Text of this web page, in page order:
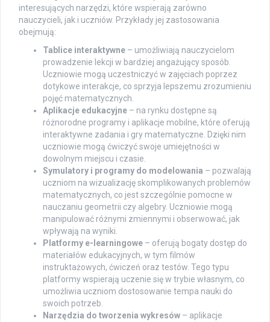
interesujących narzędzi, które wspierają zarówno
nauczycieli, jak i uczniów. Przykłady jej zastosowania
obejmują:
Tablice interaktywne – umożliwiają nauczycielom
prowadzenie lekcji w bardziej angażujący sposób.
Uczniowie mogą uczestniczyć w zajęciach poprzez
dotykowe interakcje, co sprzyja lepszemu zrozumieniu
pojęć matematycznych.
Aplikacje edukacyjne – na rynku dostępne są
różnorodne programy i aplikacje mobilne, które oferują
interaktywne zadania i gry matematyczne. Dzięki nim
uczniowie mogą ćwiczyć swoje umiejętności w
dowolnym miejscu i czasie.
Symulatory i programy do modelowania – pozwalają
uczniom na wizualizację skomplikowanych problemów
matematycznych, co jest szczególnie pomocne w
nauczaniu geometrii czy algebry. Uczniowie mogą
manipulować różnymi zmiennymi i obserwować, jak
wpływają na wyniki.
Platformy e-learningowe – oferują bogaty dostęp do
materiałów edukacyjnych, w tym filmów
instruktażowych, ćwiczeń oraz testów. Tego typu
platformy wspierają uczenie się w trybie własnym, co
umożliwia uczniom dostosowanie tempa nauki do
swoich potrzeb.
Narzędzia do tworzenia wykresów – aplikacje